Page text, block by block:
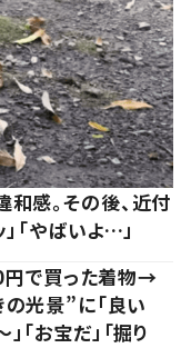
感。その後、近付
「やばいよ…」
で買った着物→
光景”に「良い
「お宝だ」「掘り